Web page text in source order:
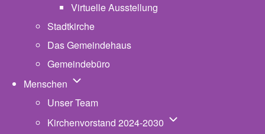
Virtuelle Ausstellung
Stadtkirche
Das Gemeindehaus
Gemeindebüro
Menschen Unternavigation von Menschen
Unser Team
Kirchenvorstand 2024-2030 Unternavigation von